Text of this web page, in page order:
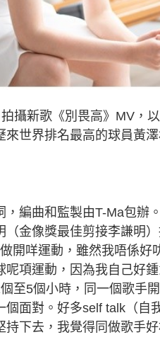
攝新歌《別畏高》MV，
來世界排名最高的球員黃
編曲和監製由T-Ma包辦
（金像獎最佳剪接李謙明
開咩運動，雖然我唔係好
呢項運動，因為我自己好
至5個小時，同一個歌手
個面對。好多self talk（自
持下去，我覺得同做歌手